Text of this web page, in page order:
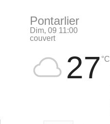
Pontarlier
Dim, 09 11:00
couvert
27 °C